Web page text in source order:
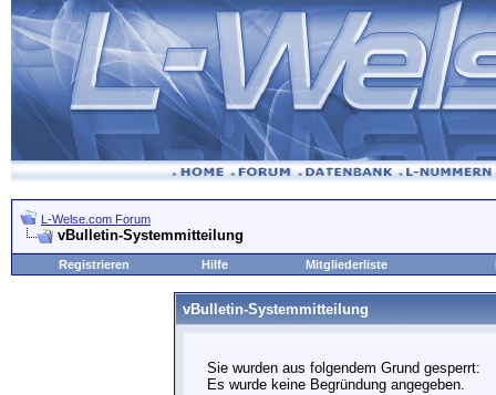
L-Welse.com Forum
vBulletin-Systemmitteilung
Registrieren Hilfe Mitgliederliste
vBulletin-Systemmitteilung
Sie wurden aus folgendem Grund gesperrt:
Es wurde keine Begründung angegeben.